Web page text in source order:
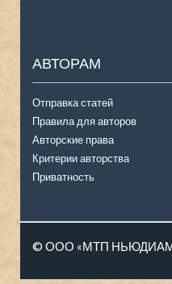
АВТОРАМ
Отправка статей
Правила для авторов
Авторские права
Критерии авторства
Приватность
© ООО «МТП